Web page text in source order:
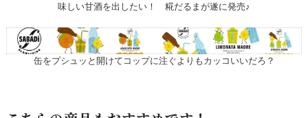
味しい甘酒を出したい！ 糀だるまが遂に発売♪
缶をプシュッと開けてコップに注ぐよりもカッコいいだろ？